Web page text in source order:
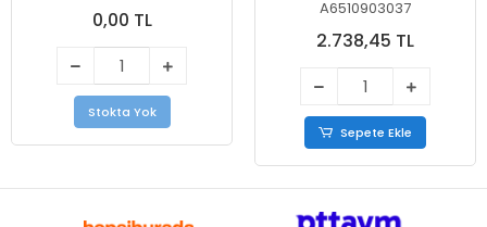
0,00 TL
Stokta Yok
A6510903037
2.738,45 TL
Sepete Ekle